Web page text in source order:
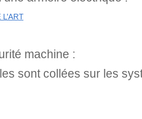
machine :
sont collées sur les